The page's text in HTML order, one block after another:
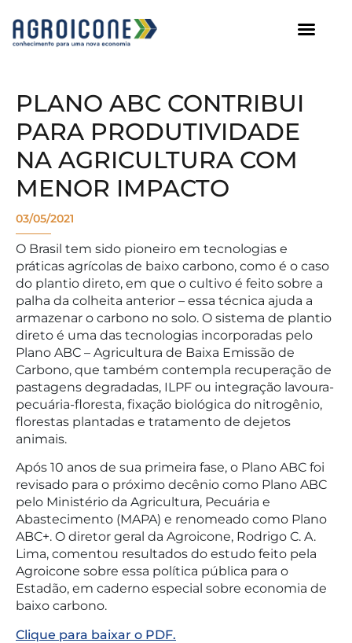
PLANO ABC CONTRIBUI
PARA PRODUTIVIDADE
NA AGRICULTURA COM
MENOR IMPACTO
03/05/2021
O Brasil tem sido pioneiro em tecnologias e
práticas agrícolas de baixo carbono, como é o caso
do plantio direto, em que o cultivo é feito sobre a
palha da colheita anterior – essa técnica ajuda a
armazenar o carbono no solo. O sistema de plantio
direto é uma das tecnologias incorporadas pelo
Plano ABC – Agricultura de Baixa Emissão de
Carbono, que também contempla recuperação de
pastagens degradadas, ILPF ou integração lavoura-
pecuária-floresta, fixação biológica do nitrogênio,
florestas plantadas e tratamento de dejetos
animais.
Após 10 anos de sua primeira fase, o Plano ABC foi
revisado para o próximo decênio como Plano ABC
pelo Ministério da Agricultura, Pecuária e
Abastecimento (MAPA) e renomeado como Plano
ABC+. O diretor geral da Agroicone, Rodrigo C. A.
Lima, comentou resultados do estudo feito pela
Agroicone sobre essa política pública para o
Estadão, em caderno especial sobre economia de
baixo carbono.
Clique para baixar o PDF.